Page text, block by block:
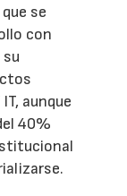
se
con
aunque
40%